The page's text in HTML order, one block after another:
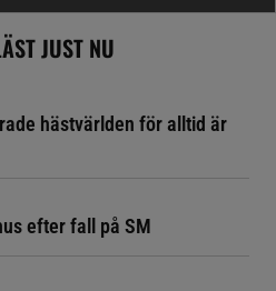
JUST NU
hästvärlden för alltid är
efter fall på SM